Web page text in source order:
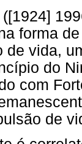
forma
de vida,
do
com
de